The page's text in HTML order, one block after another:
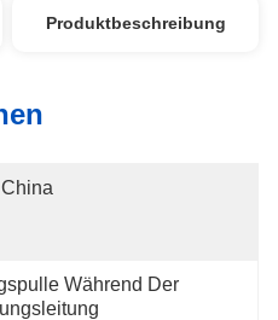
Produktbeschreibung
Während Der